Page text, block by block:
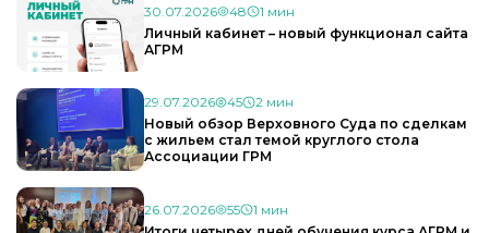
30.07.2026 48
1 мин
Личный кабинет – новый функционал сайта
АГРМ
29.07.2026 45
2 мин
Новый обзор Верховного Суда по сделкам
с жильем стал темой круглого стола
Ассоциации ГРМ
26.07.2026 55
1 мин